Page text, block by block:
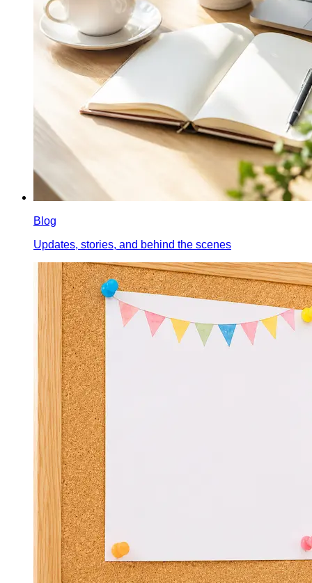
Blog
Updates, stories, and behind the scenes